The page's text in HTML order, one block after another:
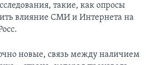
такие, как опросы
влияние СМИ и Интернета на
новые, связь между наличием